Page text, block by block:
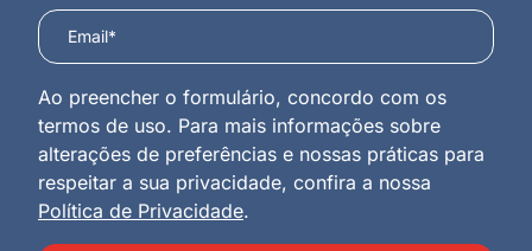
Ao preencher o formulário, concordo com os
termos de uso. Para mais informações sobre
alterações de preferências e nossas práticas para
respeitar a sua privacidade, confira a nossa
Política de Privacidade.